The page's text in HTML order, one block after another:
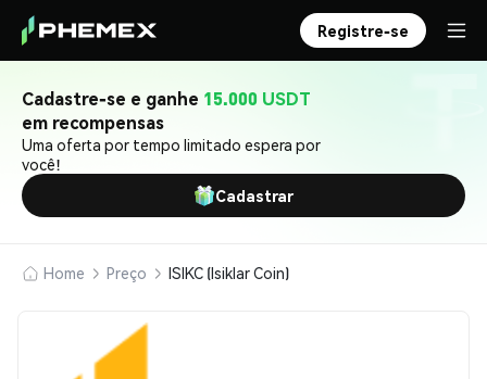
Registre-se
Cadastre-se e ganhe 15.000 USDT
em recompensas
Uma oferta por tempo limitado espera por
você!
Cadastrar
Home Preço ISIKC (Isiklar Coin)